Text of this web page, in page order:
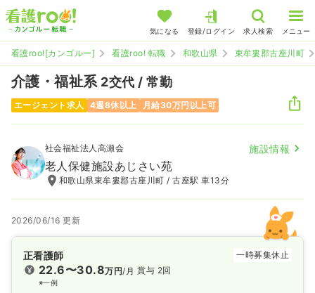
気になる 登録/ログイン 求人検索 メニュー
看護roo![カンゴルー] 看護roo! 転職 和歌山県 東牟婁郡古座川町
介護・福祉系 2交代 / 常勤
エージェント求人 4週8休以上 月給30万円以上可
社会福祉法人高瀬会 施設情報
老人保健施設あじさい苑
和歌山県東牟婁郡古座川町 / 古座駅 車13分
2026/06/16 更新
正看護師 一時募集休止
22.6〜30.8万円/月
※一例
賞与 2回